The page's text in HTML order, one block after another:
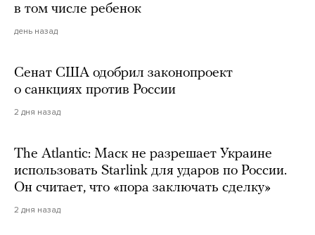
в том числе ребенок
день назад
Сенат США одобрил законопроект
о санкциях против России
2 дня назад
The Atlantic: Маск не разрешает Украине
использовать Starlink для ударов по России.
Он считает, что «пора заключать сделку»
2 дня назад